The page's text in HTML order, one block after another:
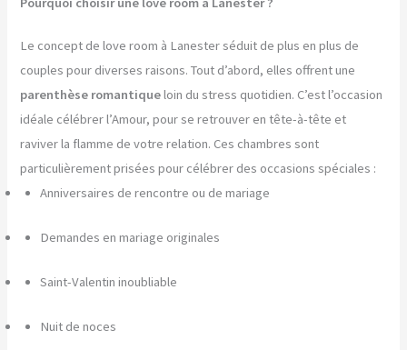
Le concept de love room à Lanester séduit de plus en plus de
couples pour diverses raisons. Tout d’abord, elles offrent une
parenthèse romantiqueloin du stress quotidien. C’est l’occasion
idéale célébrer l’Amour, pour se retrouver en tête-à-tête et
raviver la flamme de votre relation. Ces chambres sont
particulièrement prisées pour célébrer des occasions spéciales :
Anniversaires de rencontre ou de mariage
Demandes en mariage originales
Saint-Valentin inoubliable
Nuit de noces